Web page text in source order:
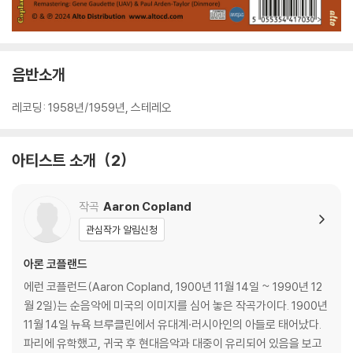
음반소개
레코딩: 1958년/1959년, 스테레오
아티스트 소개 2
작곡 Aaron Copland
관심작가 알림신청
아론 코플랜드
에런 코플런드(Aaron Copland, 1900년 11월 14일 ~ 1990년 12
월 2일)는 순음악에 미국의 이미지를 심어 놓은 작곡가이다. 1900년
11월 14일 뉴욕 브루클린에서 유대계·러시아인의 아들로 태어났다.
파리에 유학했고, 귀국 후 현대음악과 대중이 유리되어 있음을 보고